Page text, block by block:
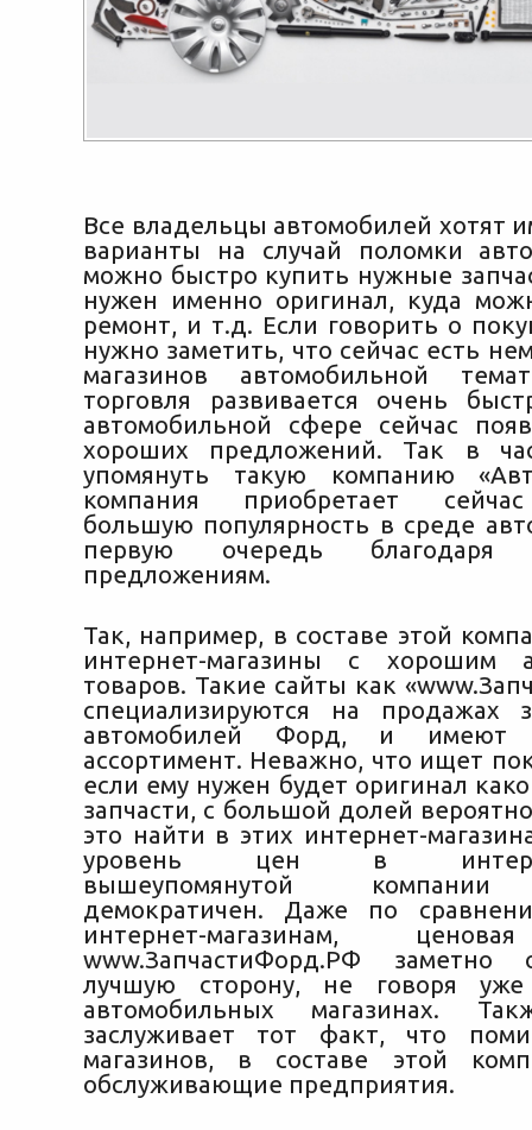
Все владельцы автомобилей хотят
варианты на случай поломки
можно быстро купить нужные
нужен именно оригинал, куда
ремонт, и т.д. Если говорить о
нужно заметить, что сейчас есть
магазинов автомобильной
торговля развивается очень
автомобильной сфере сейчас
хороших предложений. Так в
упомянуть такую компанию
компания приобретает
большую популярность в среде
первую очередь благодаря
предложениям.
Так, например, в составе этой
интернет-магазины с хорошим
товаров. Такие сайты как
специализируются на продажах
автомобилей Форд, и имеют
ассортимент. Неважно, что ищет
если ему нужен будет оригинал
запчасти, с большой долей
это найти в этих интернет-
уровень цен в интернет-
вышеупомянутой компании
демократичен. Даже по
интернет-магазинам,
www.ЗапчастиФорд.РФ заметно
лучшую сторону, не говоря
автомобильных магазинах.
заслуживает тот факт, что
магазинов, в составе этой
обслуживающие предприятия.